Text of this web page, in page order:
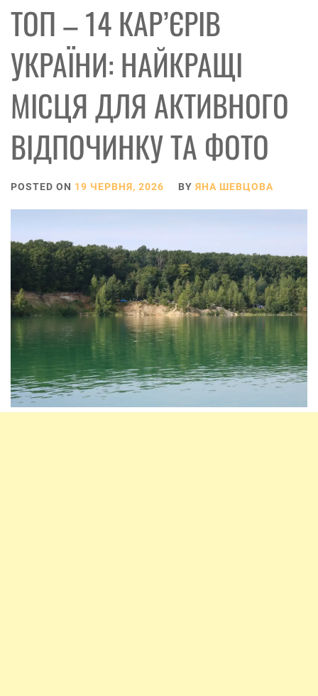
ТОП – 14 КАР’ЄРІВ
УКРАЇНИ: НАЙКРАЩІ
МІСЦЯ ДЛЯ АКТИВНОГО
ВІДПОЧИНКУ ТА ФОТО
POSTED ON 19 ЧЕРВНЯ, 2026 BY ЯНА ШЕВЦОВА